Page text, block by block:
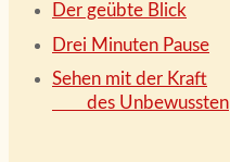
Der geübte Blick
Drei Minuten Pause
Sehen mit der Kraft
des Unbewussten